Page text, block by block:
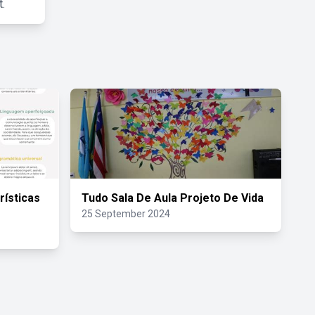
Tudo Sala De Aula Projeto De Vida
25 September 2024